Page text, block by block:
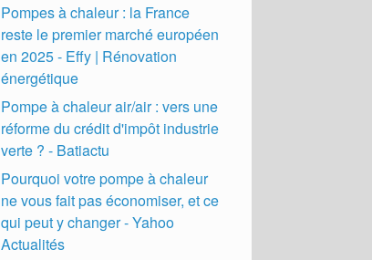
Pompes à chaleur : la France
reste le premier marché européen
en 2025 - Effy | Rénovation
énergétique
Pompe à chaleur air/air : vers une
réforme du crédit d'impôt industrie
verte ? - Batiactu
Pourquoi votre pompe à chaleur
ne vous fait pas économiser, et ce
qui peut y changer - Yahoo
Actualités